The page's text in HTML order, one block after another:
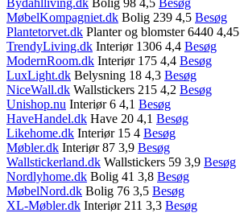
MøbelKompagniet.dk Bolig 239 4,5 Besøg
Plantetorvet.dk Planter og blomster 6440 4,45
TrendyLiving.dk Interiør 1306 4,4 Besøg
ModernRoom.dk Interiør 175 4,4 Besøg
LuxLight.dk Belysning 18 4,3 Besøg
NiceWall.dk Wallstickers 215 4,2 Besøg
Unishop.nu Interiør 6 4,1 Besøg
HaveHandel.dk Have 20 4,1 Besøg
Likehome.dk Interiør 15 4 Besøg
Møbler.dk Interiør 87 3,9 Besøg
Wallstickerland.dk Wallstickers 59 3,9 Besøg
Nordlyhome.dk Bolig 41 3,8 Besøg
MøbelNord.dk Bolig 76 3,5 Besøg
XL-Møbler.dk Interiør 211 3,3 Besøg